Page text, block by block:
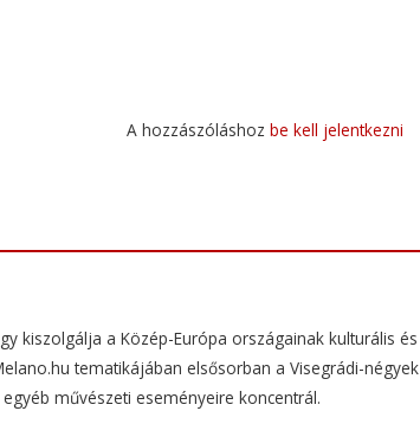
A hozzászóláshoz be kell jelentkezni
kiszolgálja a Közép-Európa országainak kulturális és
tematikájában elsősorban a Visegrádi-négyek
művészeti eseményeire koncentrál.